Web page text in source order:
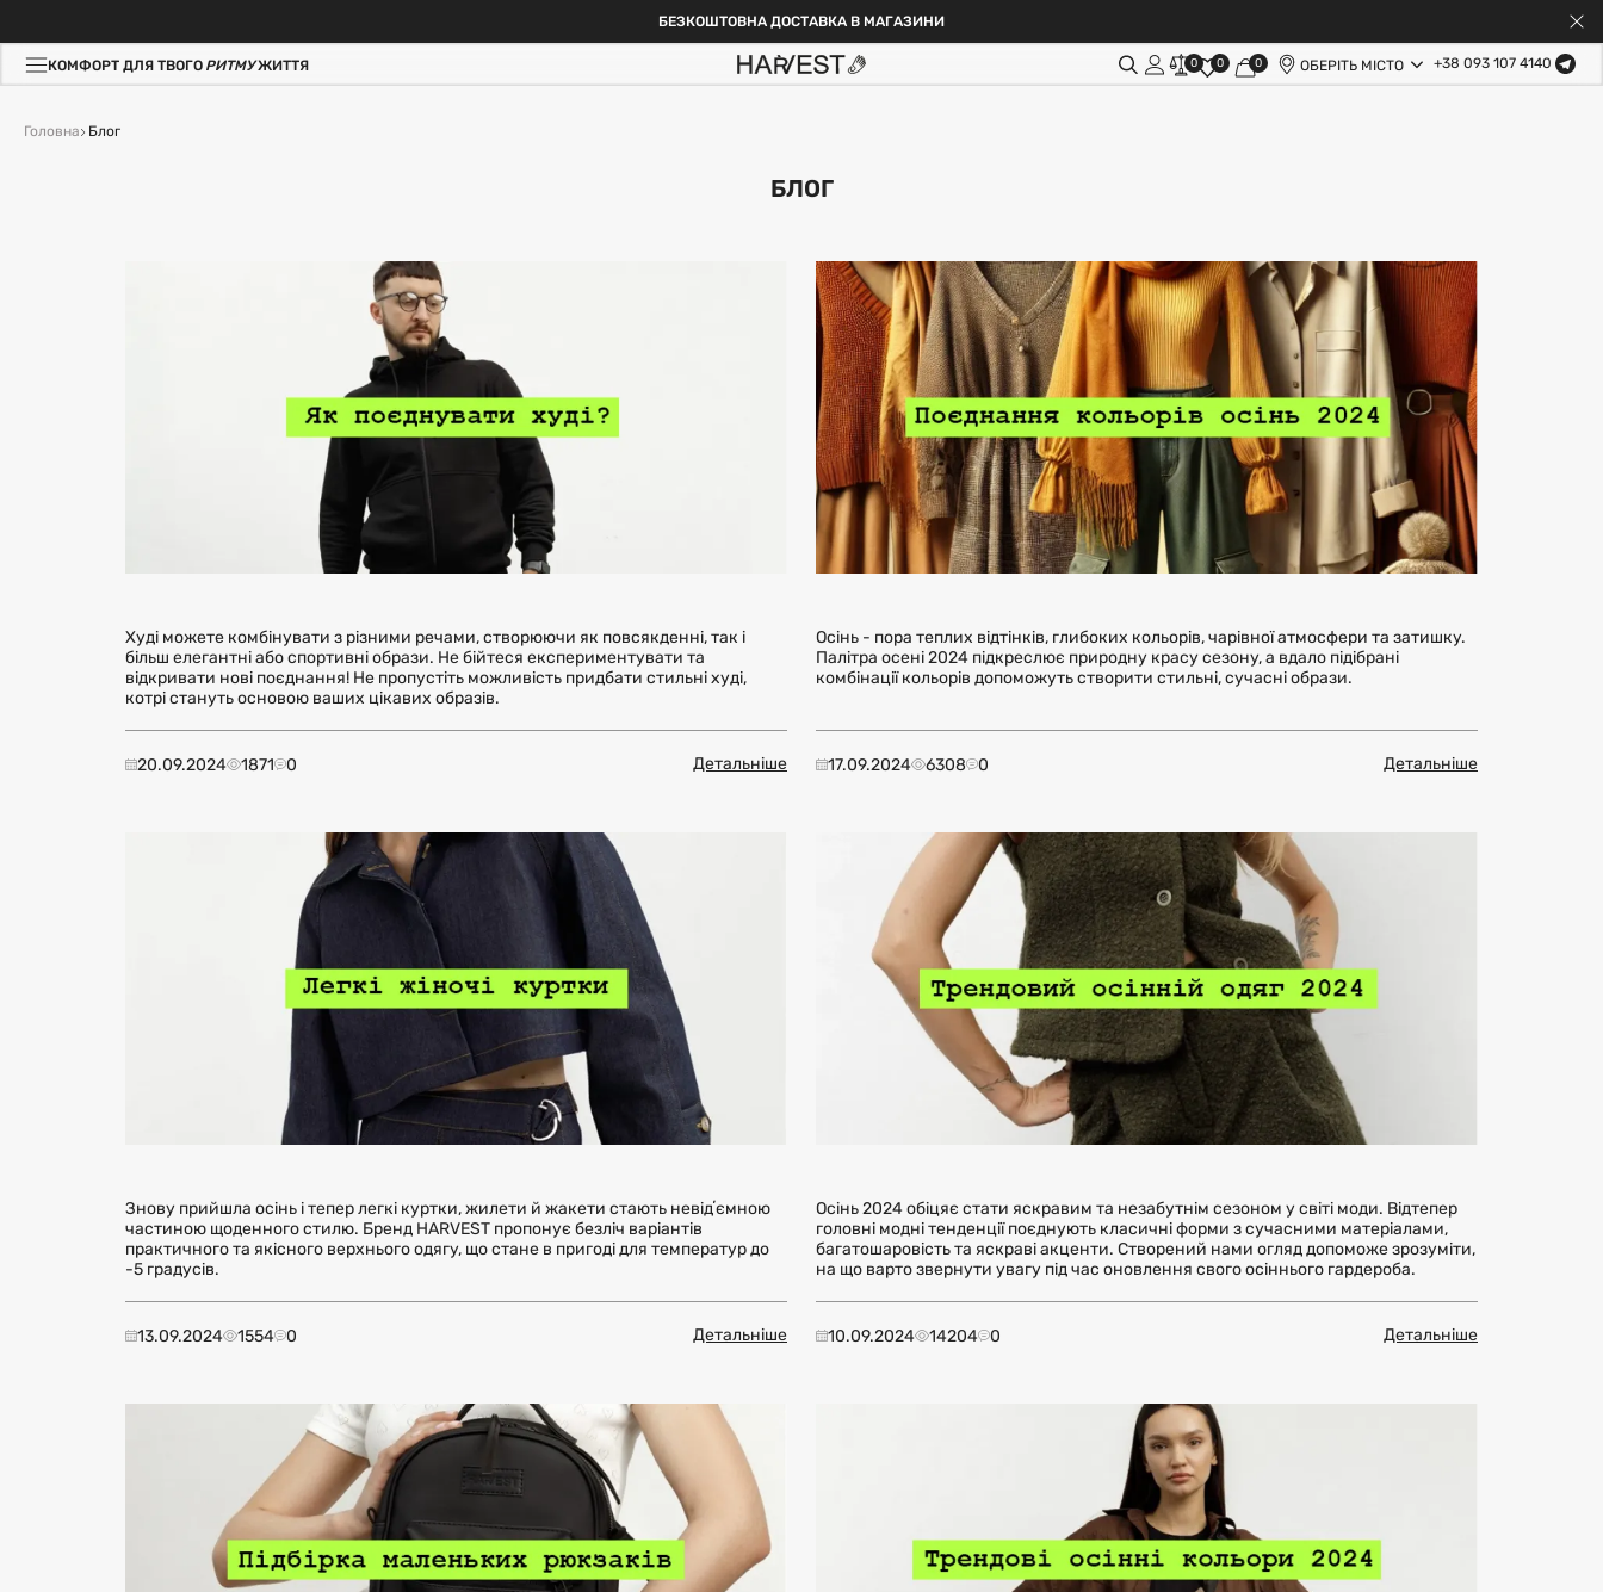
БЕЗКОШТОВНА ДОСТАВКА В МАГАЗИНИ
КОМФОРТ ДЛЯ ТВОГОРИТМУЖИТТЯ 0 0 0 ОБЕРІТЬ МІСТО +38 093 107 4140
Головна Блог
БЛОГ
Худі можете комбінувати з різними речами, створюючи як повсякденні, так і
більш елегантні або спортивні образи. Не бійтеся експериментувати та
відкривати нові поєднання! Не пропустіть можливість придбати стильні худі,
котрі стануть основою ваших цікавих образів.
20.09.2024 1871 0 Детальніше
Осінь - пора теплих відтінків, глибоких кольорів, чарівної атмосфери та затишку.
Палітра осені 2024 підкреслює природну красу сезону, а вдало підібрані
комбінації кольорів допоможуть створити стильні, сучасні образи.
17.09.2024 6308 0 Детальніше
Знову прийшла осінь і тепер легкі куртки, жилети й жакети стають невідʼємною
частиною щоденного стилю. Бренд HARVEST пропонує безліч варіантів
практичного та якісного верхнього одягу, що стане в пригоді для температур до
-5 градусів.
13.09.2024 1554 0 Детальніше
Осінь 2024 обіцяє стати яскравим та незабутнім сезоном у світі моди. Відтепер
головні модні тенденції поєднують класичні форми з сучасними матеріалами,
багатошаровість та яскраві акценти. Створений нами огляд допоможе зрозуміти,
на що варто звернути увагу під час оновлення свого осіннього гардероба.
10.09.2024 14204 0 Детальніше